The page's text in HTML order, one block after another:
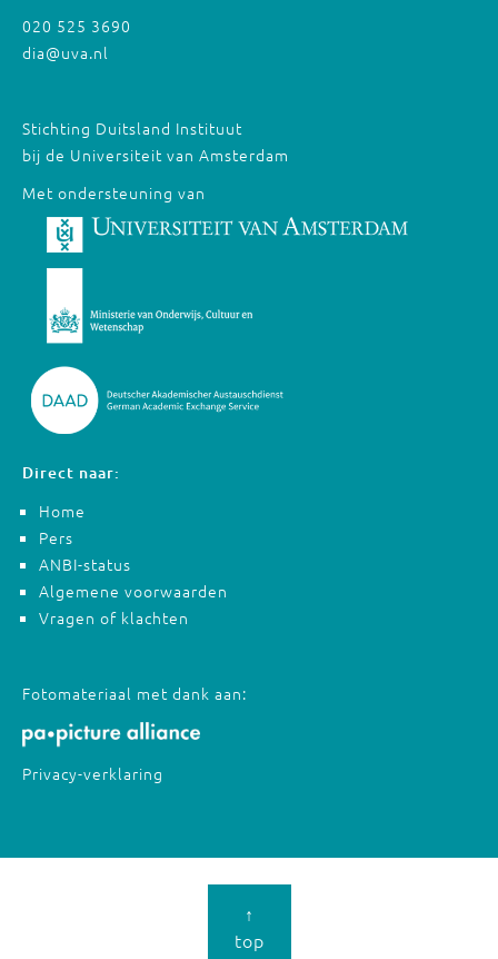
020 525 3690
dia@uva.nl
Stichting Duitsland Instituut
bij de Universiteit van Amsterdam
Met ondersteuning van
Direct naar:
Home
Pers
ANBI-status
Algemene voorwaarden
Vragen of klachten
Fotomateriaal met dank aan:
Privacy-verklaring
↑
top